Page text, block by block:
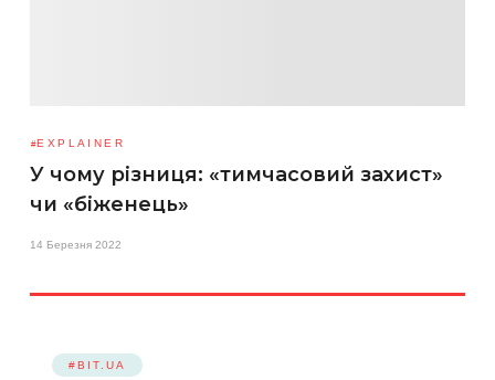
EXPLAINER
У чому різниця: «тимчасовий захист»
чи «біженець»
14 Березня 2022
#BIT.UA